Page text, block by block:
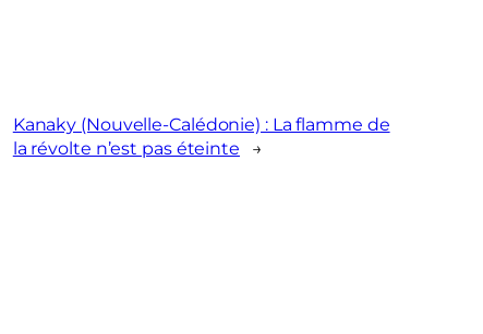
Kanaky (Nouvelle-Calédonie) : La flamme de
la révolte n’est pas éteinte
→